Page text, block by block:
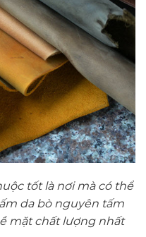
tốt là nơi mà có thể
da bò nguyên tấm
mặt chất lượng nhất